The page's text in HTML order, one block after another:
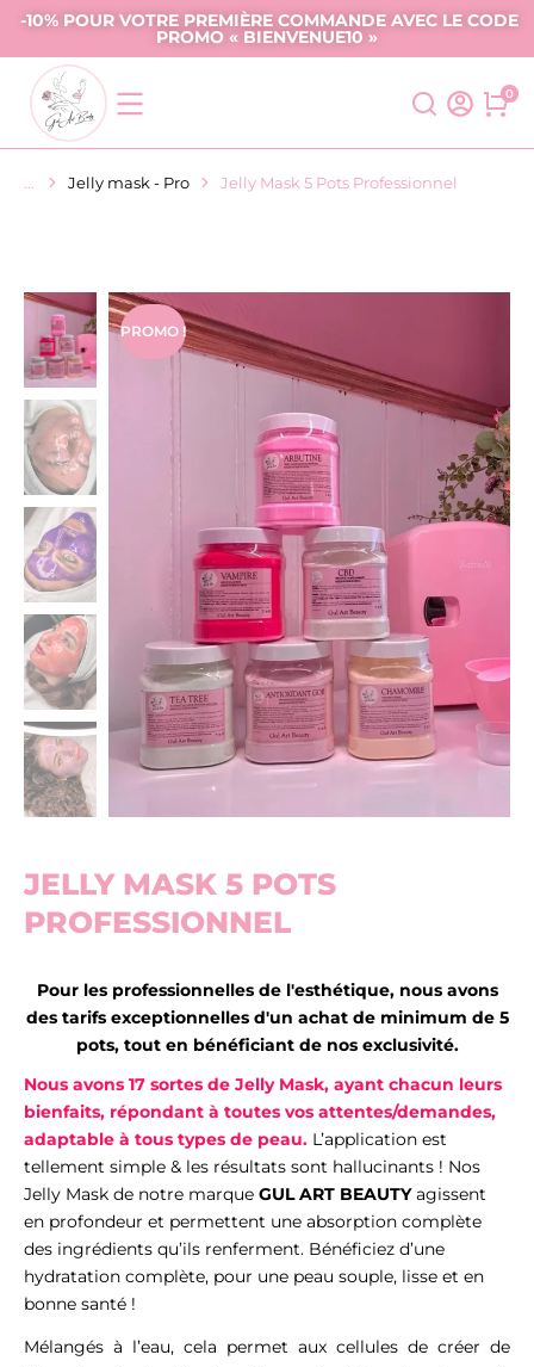
-10% POUR VOTRE PREMIÈRE COMMANDE AVEC LE CODE
PROMO « BIENVENUE10 »
Vous êtes ici :
Jelly mask - Pro Jelly Mask 5 Pots Professionnel
PROMO !
JELLY MASK 5 POTS
PROFESSIONNEL
Pour les professionnelles de l'esthétique, nous avons
des tarifs exceptionnelles d'un achat de minimum de 5
pots, tout en bénéficiant de nos exclusivité.
Nous avons 17 sortes de Jelly Mask, ayant chacun leurs
bienfaits, répondant à toutes vos attentes/demandes,
adaptable à tous types de peau. L’application est
tellement simple & les résultats sont hallucinants ! Nos
Jelly Mask de notre marque GUL ART BEAUTYagissent
en profondeur et permettent une absorption complète
des ingrédients qu’ils renferment. Bénéficiez d’une
hydratation complète, pour une peau souple, lisse et en
bonne santé !
Mélangés à l’eau, cela permet aux cellules de créer de